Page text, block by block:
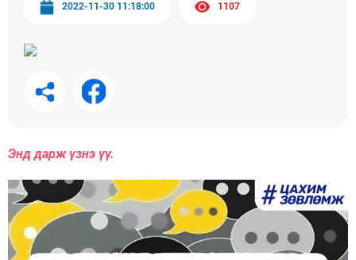
2022-11-30 11:18:00 1107
Энд дарж үзнэ үү.